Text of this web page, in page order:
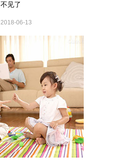
不见了
2018-06-13